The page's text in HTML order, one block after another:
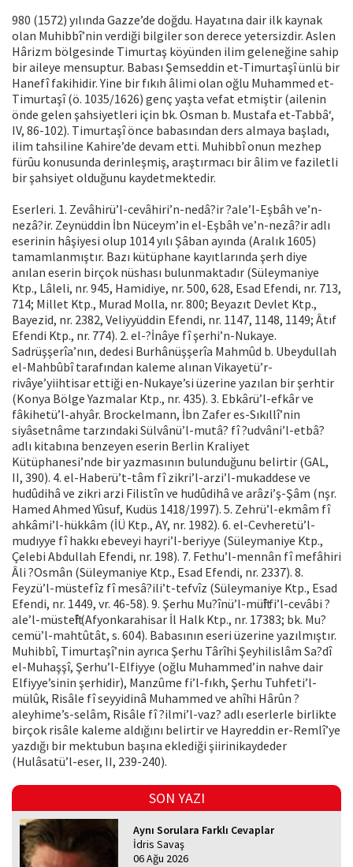
980 (1572) yılında Gazze’de doğdu. Hayatına dair ilk kaynak
olan Muhibbî’nin verdiği bilgiler son derece yetersizdir. Aslen
Hârizm bölgesinde Timurtaş köyünden ilim geleneğine sahip
bir aileye mensuptur. Babası Şemseddin et-Timurtaşî ünlü bir
Hanefî fakihidir. Yine bir fıkıh âlimi olan oğlu Muhammed et-
Timurtaşî (ö. 1035/1626) genç yaşta vefat etmiştir (ailenin
önde gelen şahsiyetleri için bk. Osman b. Mustafa et-Tabbâ‘,
IV, 86-102). Timurtaşî önce babasından ders almaya başladı,
ilim tahsiline Kahire’de devam etti. Muhibbî onun mezhep
fürûu konusunda derinleşmiş, araştırmacı bir âlim ve faziletli
bir şahsiyet olduğunu kaydetmektedir.
Eserleri. 1. Zevâhirü’l-cevâhiri’n-nedâ?ir ?ale’l-Eşbâh ve’n-
nezâ?ir. Zeynüddin İbn Nüceym’in el-Eşbâh ve’n-nezâ?ir adlı
eserinin hâşiyesi olup 1014 yılı Şâban ayında (Aralık 1605)
tamamlanmıştır. Bazı kütüphane kayıtlarında şerh diye
anılan eserin birçok nüshası bulunmaktadır (Süleymaniye
Ktp., Lâleli, nr. 945, Hamidiye, nr. 500, 628, Esad Efendi, nr. 713,
714; Millet Ktp., Murad Molla, nr. 800; Beyazıt Devlet Ktp.,
Bayezid, nr. 2382, Veliyyüddin Efendi, nr. 1147, 1148, 1149; Âtıf
Efendi Ktp., nr. 774). 2. el-?İnâye fî şerhi’n-Nukaye.
Sadrüşşerîa’nın, dedesi Burhânüşşerîa Mahmûd b. Ubeydullah
el-Mahbûbî tarafından kaleme alınan Vikayetü’r-
rivâye’yiihtisar ettiği en-Nukaye’si üzerine yazılan bir şerhtir
(Konya Bölge Yazmalar Ktp., nr. 435). 3. Ebkârü’l-efkâr ve
fâkihetü’l-ahyâr. Brockelmann, İbn Zafer es-Sıkıllî’nin
siyâsetnâme tarzındaki Sülvânü’l-mutâ? fî ?udvâni’l-etbâ?
adlı kitabına benzeyen eserin Berlin Kraliyet
Kütüphanesi’nde bir yazmasının bulunduğunu belirtir (GAL,
II, 390). 4. el-Haberü’t-tâm fî zikri’l-arzi’l-mukaddese ve
hudûdihâ ve zikri arzi Filistîn ve hudûdihâ ve arâzi’ş-Şâm (nşr.
Hamed Ahmed Yûsuf, Kudüs 1418/1997). 5. Zehrü’l-ekmâm fî
ahkâmi’l-hükkâm (İÜ Ktp., AY, nr. 1982). 6. el-Cevheretü’l-
mudıyye fî hakkı ebeveyi hayri’l-beriyye (Süleymaniye Ktp.,
Çelebi Abdullah Efendi, nr. 198). 7. Fethu’l-mennân fî mefâhiri
Âli ?Osmân (Süleymaniye Ktp., Esad Efendi, nr. 2337). 8.
Feyzü’l-müstefîz fî mesâ?ili’t-tefvîz (Süleymaniye Ktp., Esad
Efendi, nr. 1449, vr. 46-58). 9. Şerhu Mu?înü’l-müftî fi’l-cevâbi ?
ale’l-müsteftî (Afyonkarahisar İl Halk Ktp., nr. 17383; bk. Mu?
cemü’l-mahtûtât, s. 604). Babasının eseri üzerine yazılmıştır.
Muhibbî, Timurtaşî’nin ayrıca Şerhu Târîhi Şeyhilislâm Sa?dî
el-Muhaşşî, Şerhu’l-Elfiyye (oğlu Muhammed’in nahve dair
Elfiyye’sinin şerhidir), Manzûme fi’l-fıkh, Şerhu Tuhfeti’l-
mülûk, Risâle fî seyyidinâ Muhammed ve ahîhi Hârûn ?
aleyhime’s-selâm, Risâle fî ?ilmi’l-vaz? adlı eserlerle birlikte
birçok risâle kaleme aldığını belirtir ve Hayreddin er-Remlî’ye
yazdığı bir mektubun başına eklediği şiirinikaydeder
(Hulâsatü’l-eser, II, 239-240).
SON YAZI
Aynı Sorulara Farklı Cevaplar
İdris Savaş
06 Ağu 2026